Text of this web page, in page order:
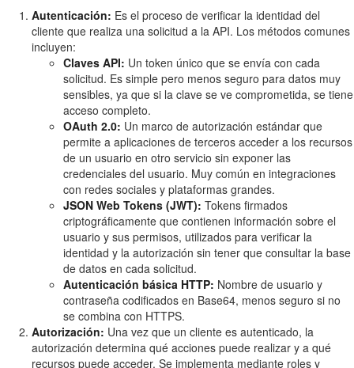
Autenticación: Es el proceso de verificar la identidad del
cliente que realiza una solicitud a la API. Los métodos comunes
incluyen:
Claves API: Un token único que se envía con cada
solicitud. Es simple pero menos seguro para datos muy
sensibles, ya que si la clave se ve comprometida, se tiene
acceso completo.
OAuth 2.0: Un marco de autorización estándar que
permite a aplicaciones de terceros acceder a los recursos
de un usuario en otro servicio sin exponer las
credenciales del usuario. Muy común en integraciones
con redes sociales y plataformas grandes.
JSON Web Tokens (JWT): Tokens firmados
criptográficamente que contienen información sobre el
usuario y sus permisos, utilizados para verificar la
identidad y la autorización sin tener que consultar la base
de datos en cada solicitud.
Autenticación básica HTTP: Nombre de usuario y
contraseña codificados en Base64, menos seguro si no
se combina con HTTPS.
Autorización: Una vez que un cliente es autenticado, la
autorización determina qué acciones puede realizar y a qué
recursos puede acceder. Se implementa mediante roles y